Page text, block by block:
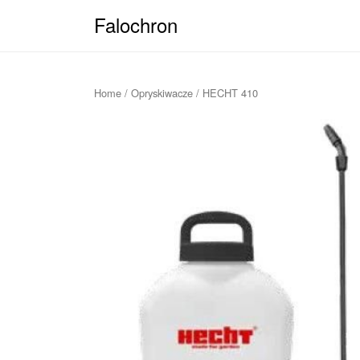
Falochron
Home / Opryskiwacze / HECHT 410